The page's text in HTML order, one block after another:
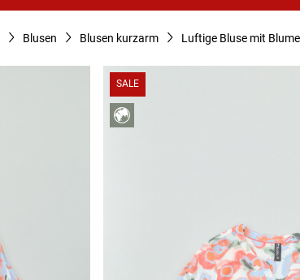
Blusen Blusen kurzarm Luftige Bluse mit
SALE